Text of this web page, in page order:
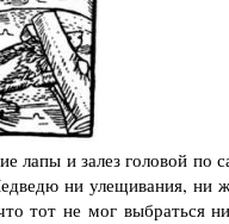
и залез головой по
ни улещивания, ни
тот не мог выбраться